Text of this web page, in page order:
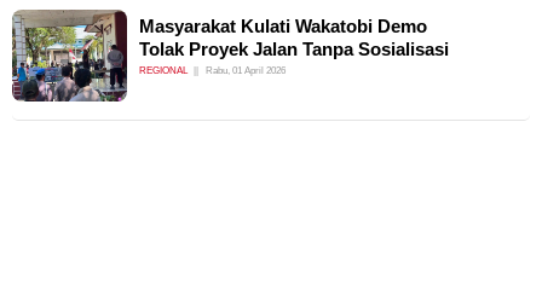
Masyarakat Kulati Wakatobi Demo
Tolak Proyek Jalan Tanpa Sosialisasi
REGIONAL Rabu, 01 April 2026